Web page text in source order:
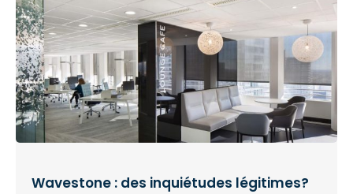
Wavestone : des inquiétudes légitimes?